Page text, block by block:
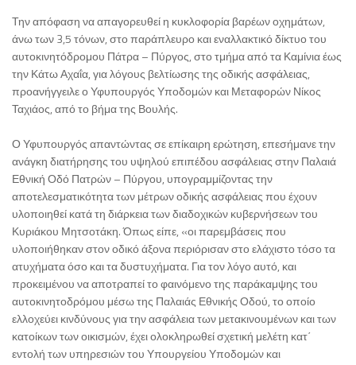
Την απόφαση να απαγορευθεί η κυκλοφορία βαρέων οχημάτων,
άνω των 3,5 τόνων, στο παράπλευρο και εναλλακτικό δίκτυο του
αυτοκινητόδρομου Πάτρα – Πύργος, στο τμήμα από τα Καμίνια έως
την Κάτω Αχαΐα, για λόγους βελτίωσης της οδικής ασφάλειας,
προανήγγειλε ο Υφυπουργός Υποδομών και Μεταφορών Νίκος
Ταχιάος, από το βήμα της Βουλής.
Ο Υφυπουργός απαντώντας σε επίκαιρη ερώτηση, επεσήμανε την
ανάγκη διατήρησης του υψηλού επιπέδου ασφάλειας στην Παλαιά
Εθνική Οδό Πατρών – Πύργου, υπογραμμίζοντας την
αποτελεσματικότητα των μέτρων οδικής ασφάλειας που έχουν
υλοποιηθεί κατά τη διάρκεια των διαδοχικών κυβερνήσεων του
Κυριάκου Μητσοτάκη. Όπως είπε, «οι παρεμβάσεις που
υλοποιήθηκαν στον οδικό άξονα περιόρισαν στο ελάχιστο τόσο τα
ατυχήματα όσο και τα δυστυχήματα. Για τον λόγο αυτό, και
προκειμένου να αποτραπεί το φαινόμενο της παράκαμψης του
αυτοκινητοδρόμου μέσω της Παλαιάς Εθνικής Οδού, το οποίο
ελλοχεύει κινδύνους για την ασφάλεια των μετακινουμένων και των
κατοίκων των οικισμών, έχει ολοκληρωθεί σχετική μελέτη κατ΄
εντολή των υπηρεσιών του Υπουργείου Υποδομών και